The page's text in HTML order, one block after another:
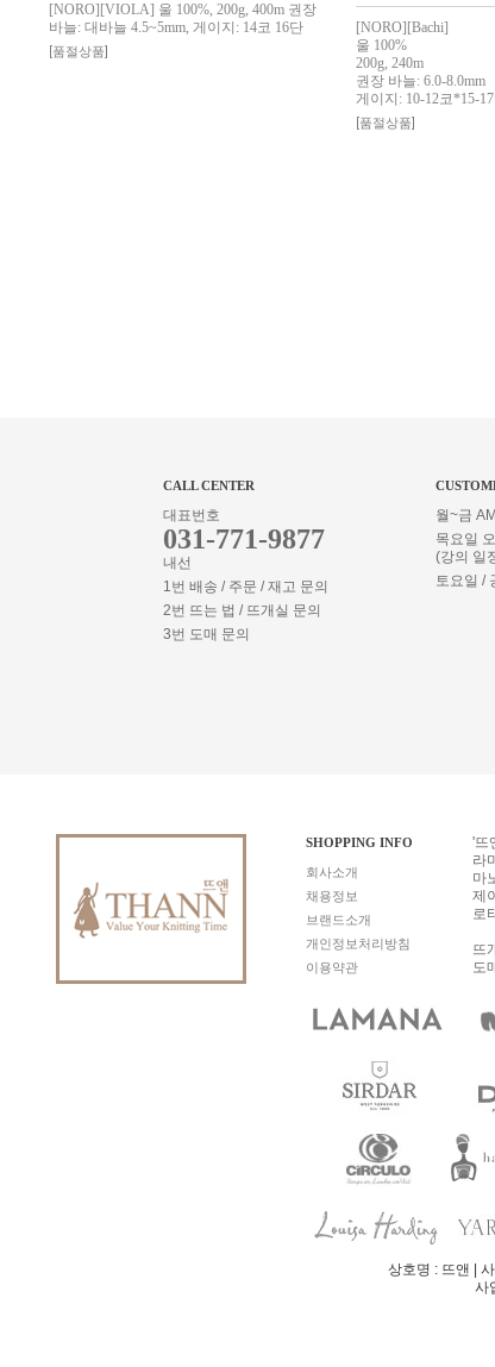
[NORO][VIOLA] 울 100%, 200g, 400m 권장
바늘: 대바늘 4.5~5mm, 게이지: 14코 16단
[품절상품]
[NORO][Bachi]
울 100%
200g, 240m
권장 바늘: 6.0-8.0mm
게이지: 10-12코*15-
[품절상품]
CALL CENTER
대표번호
031-771-9877
내선
1번 배송 / 주문 / 재고 문의
2번 뜨는 법 / 뜨개실 문의
3번 도매 문의
월~금
목요일
(강의 일
토요일 /
SHOPPING INFO
회사소개
채용정보
브랜드소개
개인정보처리방침
이용약관
'뜨
라
마
제
로
뜨
도
상호명 : 뜨앤 |
사